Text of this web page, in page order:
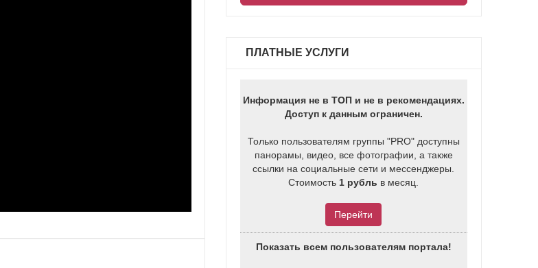
ПЛАТНЫЕ УСЛУГИ
Информация не в ТОП и не в рекомендациях.
Доступ к данным ограничен.
Только пользователям группы "PRO" доступны
панорамы, видео, все фотографии, а также
ссылки на социальные сети и мессенджеры.
Стоимость 1 рубль в месяц.
Перейти
Показать всем пользователям портала!